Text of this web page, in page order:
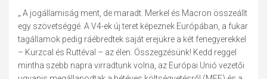
„ A jogállamiság ment, de maradt. Merkel és Macron összeállt
egy szövetséggé. A V4-ek új teret képeznek Európában, a fukar
tagállamok pedig ráébredtek saját erejükre a két fenegyerekkel
– Kurzcal és Ruttéval – az élen. Összegzésünk! Kedd reggel
mintha szebb napra virradtunk volna, az Európai Unió vezetői